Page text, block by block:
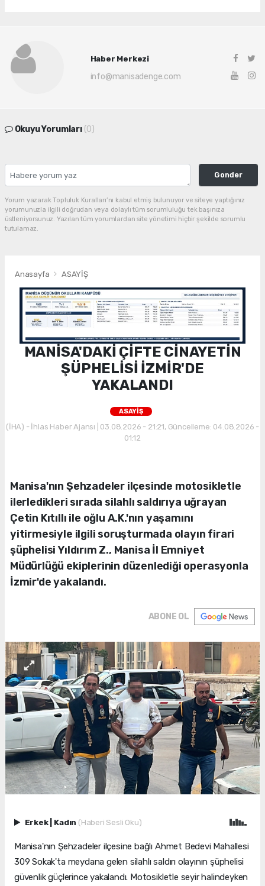
Haber Merkezi
info@manisadenge.com
Okuyu Yorumları (0)
Gonder
Yorum yazarak Topluluk Kuralları’nı kabul etmiş bulunuyor ve siteye yaptığınız
yorumunuzla ilgili doğrudan veya dolaylı tüm sorumluluğu tek başınıza
üstleniyorsunuz. Yazılan tüm yorumlardan site yönetimi hiçbir şekilde sorumlu
tutulamaz.
Anasayfa ASAYİŞ
MANİSA'DAKİ ÇİFTE CİNAYETİN
ŞÜPHELİSİ İZMİR'DE
YAKALANDI
ASAYİŞ
(İHA) - İhlas Haber Ajansı | 03.08.2026 - 21:21, Güncelleme: 04.08.2026 -
01:12
Manisa'nın Şehzadeler ilçesinde motosikletle
ilerledikleri sırada silahlı saldırıya uğrayan
Çetin Kıtıllı ile oğlu A.K.'nın yaşamını
yitirmesiyle ilgili soruşturmada olayın firari
şüphelisi Yıldırım Z., Manisa İl Emniyet
Müdürlüğü ekiplerinin düzenlediği operasyonla
İzmir'de yakalandı.
ABONE OL
Erkek Kadın (Haberi Sesli Oku)
Manisa'nın Şehzadeler ilçesine bağlı Ahmet Bedevi Mahallesi
309 Sokak'ta meydana gelen silahlı saldırı olayının şüphelisi
güvenlik güçlerince yakalandı. Motosikletle seyir halindeyken